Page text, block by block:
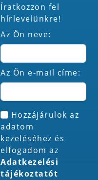
Íratkozzon fel
hírlevelünkre!
Az Ön neve:
Az Ön e-mail címe:
Hozzájárulok az
adatom
kezeléséhez és
elfogadom az
Adatkezelési
tájékoztatót